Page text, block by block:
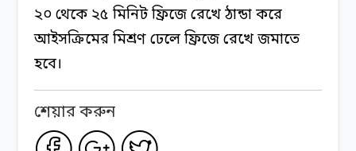
২০ থেকে ২৫ মিনিট ফ্রিজে রেখে ঠান্ডা করে
আইসক্রিমের মিশ্রণ ঢেলে ফ্রিজে রেখে জমাতে
হবে।
শেয়ার করুন